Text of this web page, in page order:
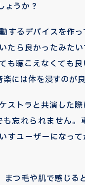
ょうか？
るデバイスを作
たら良かったみた
も聴こえなくても
には体を浸すのが良
トラと共演した
忘れられません。
すユーザーになっ
つ毛や肌で感じる